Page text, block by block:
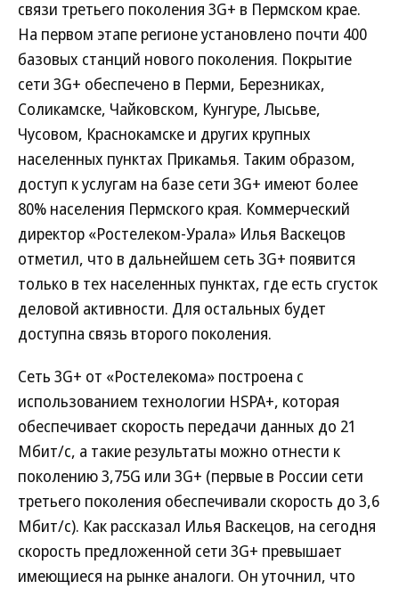
связи третьего поколения 3G+ в Пермском крае.
На первом этапе регионе установлено почти 400
базовых станций нового поколения. Покрытие
сети 3G+ обеспечено в Перми, Березниках,
Соликамске, Чайковском, Кунгуре, Лысьве,
Чусовом, Краснокамске и других крупных
населенных пунктах Прикамья. Таким образом,
доступ к услугам на базе сети 3G+ имеют более
80% населения Пермского края. Коммерческий
директор «Ростелеком-Урала» Илья Васкецов
отметил, что в дальнейшем сеть 3G+ появится
только в тех населенных пунктах, где есть сгусток
деловой активности. Для остальных будет
доступна связь второго поколения.
Сеть 3G+ от «Ростелекома» построена с
использованием технологии HSPA+, которая
обеспечивает скорость передачи данных до 21
Мбит/с, а такие результаты можно отнести к
поколению 3,75G или 3G+ (первые в России сети
третьего поколения обеспечивали скорость до 3,6
Мбит/с). Как рассказал Илья Васкецов, на сегодня
скорость предложенной сети 3G+ превышает
имеющиеся на рынке аналоги. Он уточнил, что